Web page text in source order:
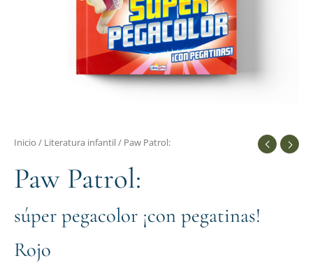
Inicio / Literatura infantil/ Paw Patrol:
Paw Patrol:
súper pegacolor ¡con pegatinas!
Rojo